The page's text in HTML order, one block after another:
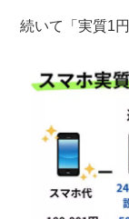
続いて「実質1